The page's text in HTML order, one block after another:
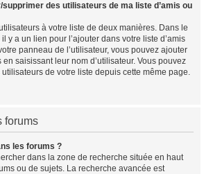
des utilisateurs de ma liste d’amis ou
à votre liste de deux manières. Dans le
y a un lien pour l’ajouter dans votre liste d’amis
panneau de l’utilisateur, vous pouvez ajouter
saisissant leur nom d’utilisateur. Vous pouvez
de votre liste depuis cette même page.
forums
les forums ?
dans la zone de recherche située en haut
ou de sujets. La recherche avancée est